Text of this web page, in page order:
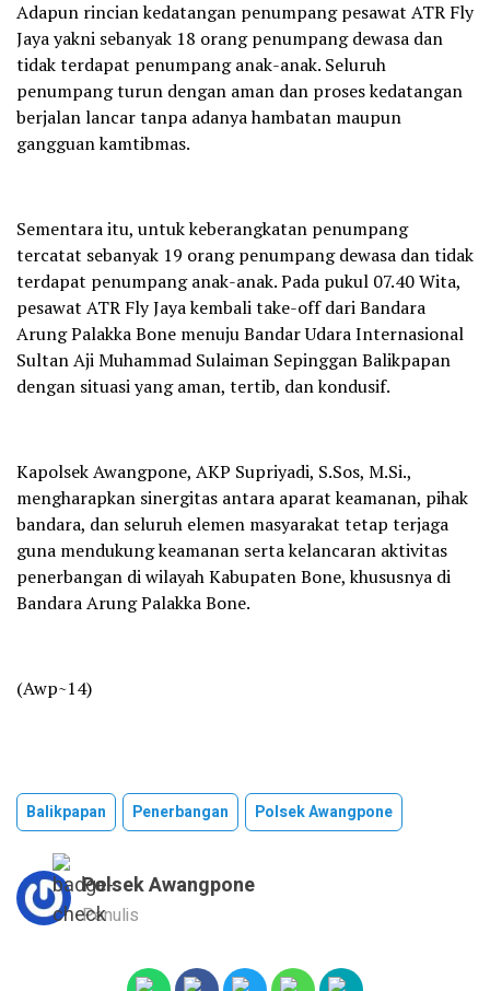
Adapun rincian kedatangan penumpang pesawat ATR Fly
Jaya yakni sebanyak 18 orang penumpang dewasa dan
tidak terdapat penumpang anak-anak. Seluruh
penumpang turun dengan aman dan proses kedatangan
berjalan lancar tanpa adanya hambatan maupun
gangguan kamtibmas.
Sementara itu, untuk keberangkatan penumpang
tercatat sebanyak 19 orang penumpang dewasa dan tidak
terdapat penumpang anak-anak. Pada pukul 07.40 Wita,
pesawat ATR Fly Jaya kembali take-off dari Bandara
Arung Palakka Bone menuju Bandar Udara Internasional
Sultan Aji Muhammad Sulaiman Sepinggan Balikpapan
dengan situasi yang aman, tertib, dan kondusif.
Kapolsek Awangpone, AKP Supriyadi, S.Sos, M.Si.,
mengharapkan sinergitas antara aparat keamanan, pihak
bandara, dan seluruh elemen masyarakat tetap terjaga
guna mendukung keamanan serta kelancaran aktivitas
penerbangan di wilayah Kabupaten Bone, khususnya di
Bandara Arung Palakka Bone.
‎(Awp~14)
Balikpapan Penerbangan Polsek Awangpone
Polsek Awangpone
Penulis